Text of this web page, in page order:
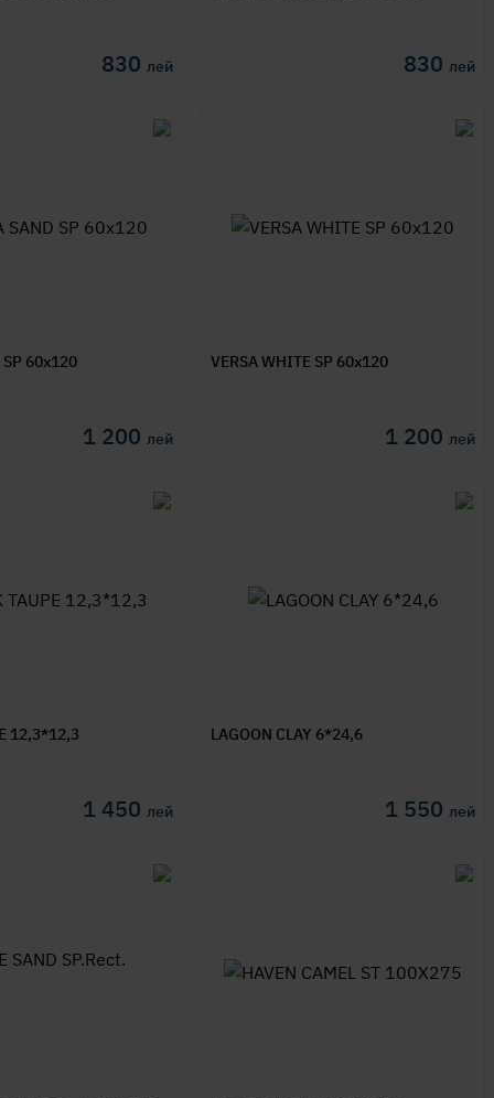
830 лей 830 лей
SP 60x120
1 200 лей
VERSA WHITE SP 60x120
1 200 лей
12,3*12,3
1 450 лей
LAGOON CLAY 6*24,6
1 550 лей